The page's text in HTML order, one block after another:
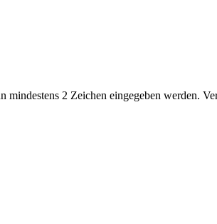
mindestens 2 Zeichen eingegeben werden.